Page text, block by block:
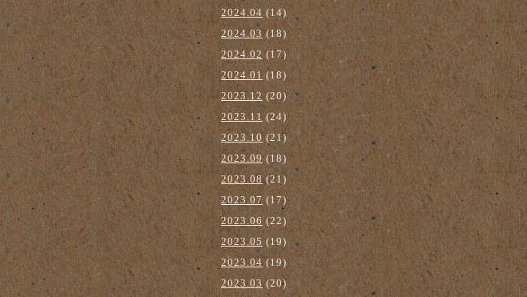
2024.04(14)
2024.03(18)
2024.02(17)
2024.01(18)
2023.12 (20)
2023.11(24)
2023.10(21)
2023.09(18)
2023.08(21)
2023.07 (17)
2023.06(22)
2023.05(19)
2023.04(19)
2023.03(20)